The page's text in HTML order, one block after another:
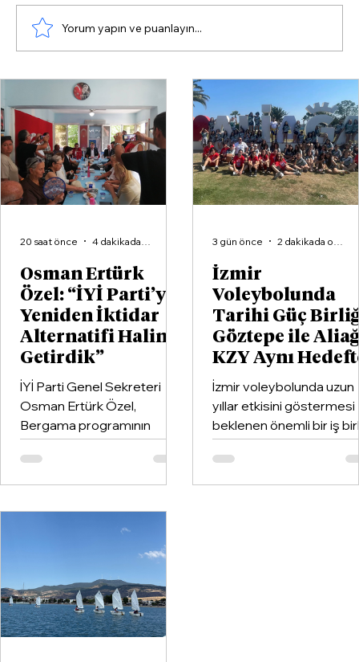
Osman Ertürk
Özel: “İYİ Parti’yi
Yeniden İktidar
Alternatifi Haline
Getirdik”
İYİ Parti Genel Sekreteri
Osman Ertürk Özel,
Bergama programının
ardından geldiği Dikili’de
partisinin ilçe teşkilatıyla
buluştu.
20 saat önce
İzmir
Voleybolunda
Tarihi Güç
Göztepe ile
KZY Aynı
İzmir voleybolunda uzun
yıllar etkisini göstermesi
beklenen önemli bir iş
hayata geçirildi. Kentin
kulüplerinden Göztepe
Spor Kulübü ile İzmir'in en
3 gün önce
Sayıştay’dan Aliağa Belediyesi’ne
uyarı: Düğünlerde altın takma!
Yorum yapın ve puanlayın...